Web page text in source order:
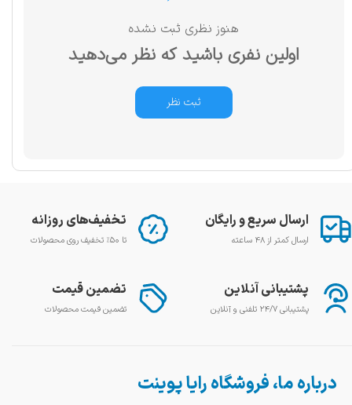
هنوز نظری ثبت نشده
اولین نفری باشید که نظر می‌دهید
ثبت نظر
درباره ما، فروشگاه رایا پوینت
ارسال سریع و رایگان
ارسال کمتر از ۴۸ ساعته
تخفیف‌های روزانه
تا ۵۰٪ تخفیف روی محصولات
پشتیبانی آنلاین
پشتیبانی ۲۴/۷ تلفنی و آنلاین
تضمین قیمت
تضمین قیمت محصولات